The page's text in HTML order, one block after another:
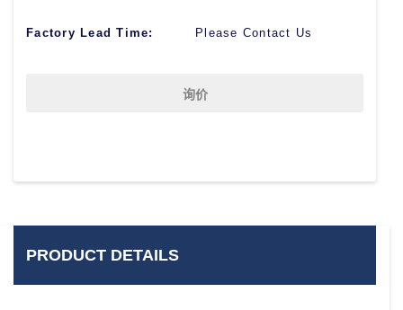
Factory Lead Time: Please Contact Us
询价
PRODUCT DETAILS